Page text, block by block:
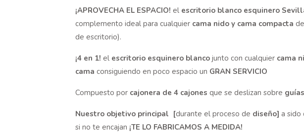
¡APROVECHA EL ESPACIO! el escritorio blanco esquinero
complemento ideal para cualquier cama nido y cama compacta
de escritorio).
¡4 en 1! el escritorio esquinero blanco junto con cualquier cama
cama consiguiendo en poco espacio un GRAN SERVICIO
Compuesto por cajonera de 4 cajones que se deslizan sobre
Nuestro objetivo principal [durante el proceso de diseño] a sido
si no te encajan ¡TE LO FABRICAMOS A MEDIDA!